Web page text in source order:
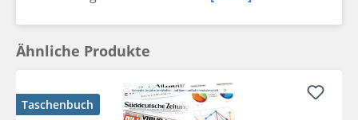
Ähnliche Produkte
Taschenbuch